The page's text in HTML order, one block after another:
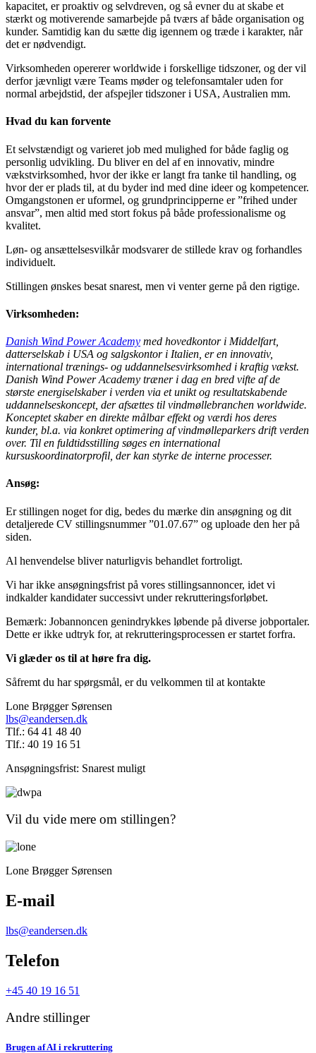
kapacitet, er proaktiv og selvdreven, og så evner du at skabe et
stærkt og motiverende samarbejde på tværs af både organisation og
kunder. Samtidig kan du sætte dig igennem og træde i karakter, når
det er nødvendigt.
Virksomheden opererer worldwide i forskellige tidszoner, og der vil
derfor jævnligt være Teams møder og telefonsamtaler uden for
normal arbejdstid, der afspejler tidszoner i USA, Australien mm.
Hvad du kan forvente
Et selvstændigt og varieret job med mulighed for både faglig og
personlig udvikling. Du bliver en del af en innovativ, mindre
vækstvirksomhed, hvor der ikke er langt fra tanke til handling, og
hvor der er plads til, at du byder ind med dine ideer og kompetencer.
Omgangstonen er uformel, og grundprincipperne er ”frihed under
ansvar”, men altid med stort fokus på både professionalisme og
kvalitet.
Løn- og ansættelsesvilkår modsvarer de stillede krav og forhandles
individuelt.
Stillingen ønskes besat snarest, men vi venter gerne på den rigtige.
Virksomheden:
Danish Wind Power Academy med hovedkontor i Middelfart,
datterselskab i USA og salgskontor i Italien, er en innovativ,
international trænings- og uddannelsesvirksomhed i kraftig vækst.
Danish Wind Power Academy træner i dag en bred vifte af de
største energiselskaber i verden via et unikt og resultatskabende
uddannelseskoncept, der afsættes til vindmøllebranchen worldwide.
Konceptet skaber en direkte målbar effekt og værdi hos deres
kunder, bl.a. via konkret optimering af vindmølleparkers drift verden
over. Til en fuldtidsstilling søges en international
kursuskoordinatorprofil, der kan styrke de interne processer.
Ansøg:
Er stillingen noget for dig, bedes du mærke din ansøgning og dit
detaljerede CV stillingsnummer ”01.07.67” og uploade den her på
siden.
Al henvendelse bliver naturligvis behandlet fortroligt.
Vi har ikke ansøgningsfrist på vores stillingsannoncer, idet vi
indkalder kandidater successivt under rekrutteringsforløbet.
Bemærk: Jobannoncen genindrykkes løbende på diverse jobportaler.
Dette er ikke udtryk for, at rekrutteringsprocessen er startet forfra.
Vi glæder os til at høre fra dig.
Såfremt du har spørgsmål, er du velkommen til at kontakte
Lone Brøgger Sørensen
lbs@eandersen.dk
Tlf.: 64 41 48 40
Tlf.: 40 19 16 51
Ansøgningsfrist: Snarest muligt
Vil du vide mere om stillingen?
Lone Brøgger Sørensen
E-mail
lbs@eandersen.dk
Telefon
+45 40 19 16 51
Andre stillinger
Brugen af AI i rekruttering